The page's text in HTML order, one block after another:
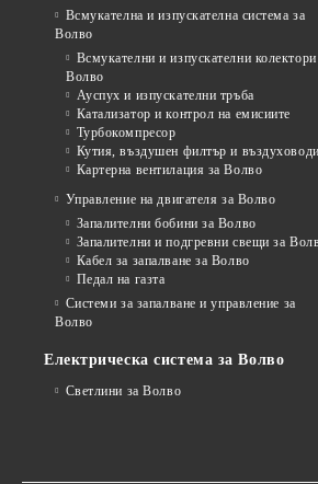
Всмукателна и изпускателна система за
Волво
Всмукателни и изпускателни колектори
Волво
Ауспух и изпускателни тръба
Катализатор и контрол на емисиите
Турбокомпресор
Кутия, въздушен филтър и въздуховоди
Картерна вентилация за Волво
Управление на двигателя за Волво
Запалителни бобини за Волво
Запалителни и подгревни свещи за
Кабел за запалване за Волво
Педал на газта
Системи за запалване и управление за
Волво
Електрическа система за Волво
Светлини за Волво